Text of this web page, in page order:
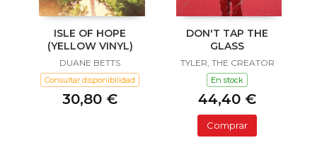
ISLE OF HOPE
(YELLOW VINYL)
DUANE BETTS
Consultar disponibilidad
30,80 €
DON'T TAP THE
GLASS
TYLER, THE CREATOR
En stock
44,40 €
Comprar